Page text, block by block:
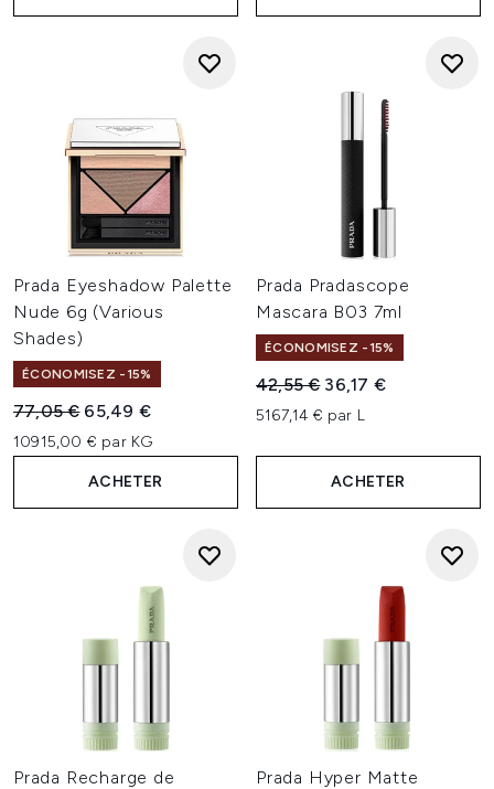
Prada Eyeshadow Palette
Nude 6g (Various
Shades)
ÉCONOMISEZ -15%
Prix de vente :
77,05 € Prix ​​actuel :
65,49 €
10915,00 € par KG
ACHETER
Prada Pradascope
Mascara B03 7ml
ÉCONOMISEZ -15%
Prix de vente :
42,55 € Prix ​​actuel :
36,17 €
5167,14 € par L
ACHETER
Prada Recharge de
Prada Hyper Matte